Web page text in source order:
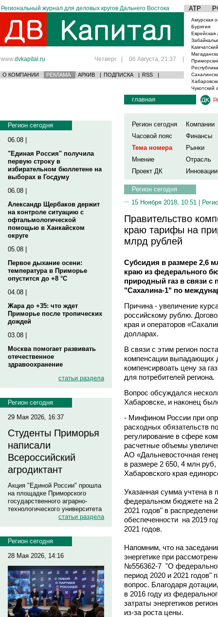
Региональный журнал для деловых кругов Дальнего Востока АТР
www.dvkapital.ru Четверг | 06 Августа, 21:37 |
О КОМПАНИИ РЕКЛАМА АРХИВ | ПОДПИСКА | RSS |
Амурская
Бурятия
Еврейская
Чукотский
Регион сегодня
06.08 |
"Единая Россия" получила
первую строку в
избирательном бюллетене на
выборах в Госдуму
06.08 |
Александр Щербаков держит
на контроле ситуацию с
офтальмологической
помощью в Ханкайском
округе
05.08 |
Первое дыхание осени:
температура в Приморье
опустится до +8 °C
04.08 |
Жара до +35: что ждет
Приморье после тропических
дождей
03.08 |
Москва помогает развивать
отечественное
здравоохранение
статьи раздела
Регион сегодня
29 Мая 2026, 16:37
Студенты Приморья
написали
Всероссийский
агродиктант
Акция "Единой России" прошла
на площадке Приморского
государственного аграрно-
технологического университета
статьи раздела
Регион сегодня
28 Мая 2026, 14:16
главная
Регион сегодня
Компании
Часовой пояс
Финансы
Тема номера
Рынки
Мнение
Отрасль
Проект ДК
Инновации
Регион сегодня
15 Ноября 2018, 10:51 |
Правительство
краю тарифы на
млрд рублей
Субсидия в размере 2,6
краю из федерального
природный газ в связи с
"Сахалина-1" по
Причина - увеличение
российскому рублю.
края и операторов
долларах.
В связи с этим регион
компенсации выпадающих
компенсирвоать цену за
для потребителей региона.
Вопрос обсуждался
Хабаровске, и наконец
- Минфином России при
расходных обязательств
регулирование в сфере
расчетные объемы
АО «Дальневосточная
в размере 2 650, 4 млн
Хабаровского края
Указанная сумма учтена в
федеральном бюджете на
2021 годов" в
обеспеченности на 2019
2021 годов.
Напомним, что на
энергетике при
№556362-7 "О
период 2020 и 2021 годов"
вопрос. Благодаря
в 2016 году из
затраты энергетиков
из-за роста цены.